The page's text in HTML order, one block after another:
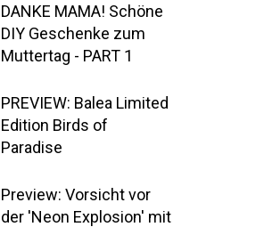
DANKE MAMA! Schöne
DIY Geschenke zum
Muttertag - PART 1
PREVIEW: Balea Limited
Edition Birds of
Paradise
Preview: Vorsicht vor
der 'Neon Explosion' mit